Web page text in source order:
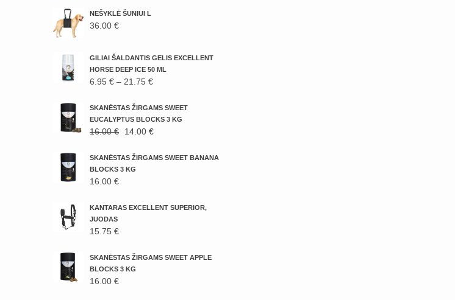
NEŠYKLĖ ŠUNIUI L
36.00 €
GILIAI ŠALDANTIS GELIS EXCELLENT
HORSE DEEP ICE 50 ML
6.95 € – 21.75 €PRICE
6.95 €
THROUGH
21.75 €
SKANĖSTAS ŽIRGAMS SWEET
EUCALYPTUS BLOCKS 3 KG
16.00€
ORIGINAL
WAS:
16.00 €.
14.00 €
IS:
SKANĖSTAS ŽIRGAMS SWEET BANANA
BLOCKS 3 KG
16.00 €
KANTARAS EXCELLENT SUPERIOR,
JUODAS
15.75 €
SKANĖSTAS ŽIRGAMS SWEET APPLE
BLOCKS 3 KG
16.00 €